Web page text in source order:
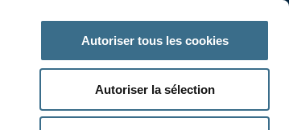
Autoriser tous les cookies
Autoriser la sélection